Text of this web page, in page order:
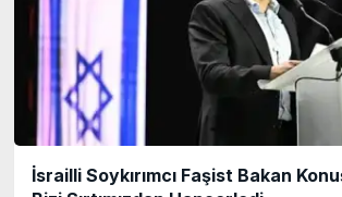
İsrailli Soykırımcı Faşist Bakan